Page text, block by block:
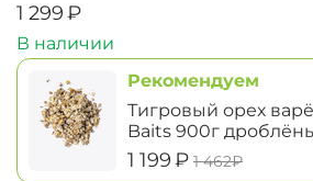
‍1 299‍₽
В наличии
Рекомендуем
Тигровый орех
Baits 900г
‍1 199‍₽ ‍1 462‍₽